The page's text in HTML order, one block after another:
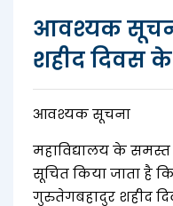
आवश्यक
शहीद दिवस
,Date: 2025-
आवश्यक सूचना
महाविद्यालय के समस्त
सूचित किया जाता है
गुरुतेगबहादुर शहीद